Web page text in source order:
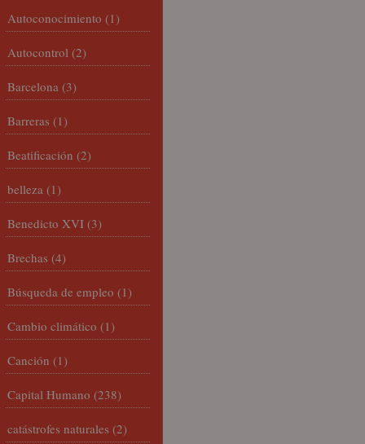
Autoconocimiento (1)
Autocontrol (2)
Barcelona (3)
Barreras (1)
Beatificación (2)
belleza (1)
Benedicto XVI (3)
Brechas (4)
Búsqueda de empleo (1)
Cambio climático (1)
Canción (1)
Capital Humano (238)
catástrofes naturales (2)